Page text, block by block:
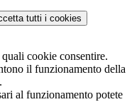
tutti i cookies
cookie consentire.
il funzionamento della
al funzionamento potete